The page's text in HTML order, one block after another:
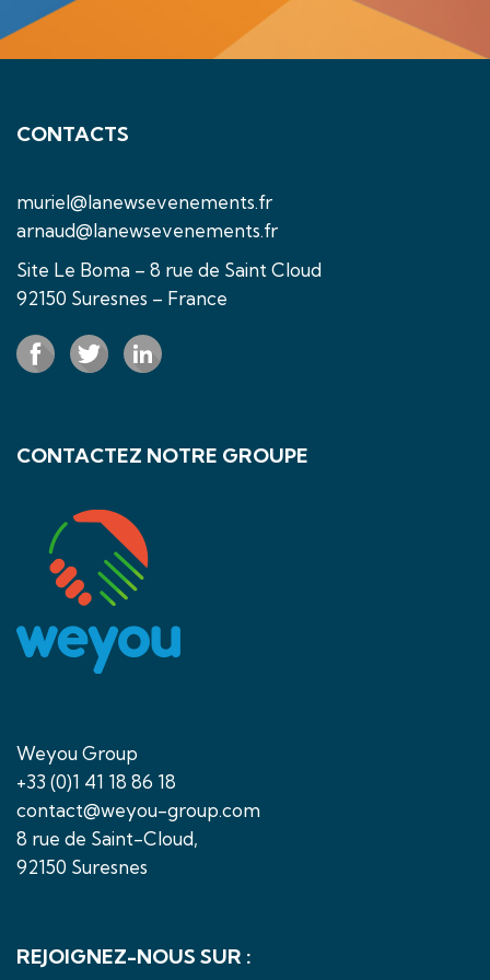
CONTACTS
muriel@lanewsevenements.fr
arnaud@lanewsevenements.fr
Site Le Boma – 8 rue de Saint Cloud
92150 Suresnes – France
CONTACTEZ NOTRE GROUPE
Weyou Group
+33 (0)1 41 18 86 18
contact@weyou-group.com
8 rue de Saint-Cloud,
92150 Suresnes
REJOIGNEZ-NOUS SUR :